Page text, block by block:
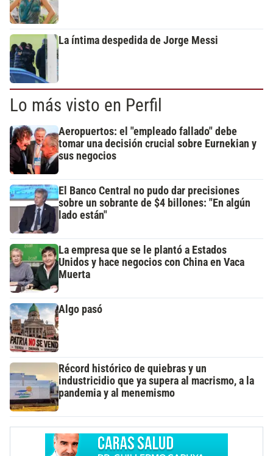
La íntima despedida de Jorge Messi
Lo más visto en Perfil
Aeropuertos: el "empleado fallado" debe
tomar una decisión crucial sobre Eurnekian y
sus negocios
El Banco Central no pudo dar precisiones
sobre un sobrante de $4 billones: "En algún
lado están"
La empresa que se le plantó a Estados
Unidos y hace negocios con China en Vaca
Muerta
Algo pasó
Récord histórico de quiebras y un
industricidio que ya supera al macrismo, a la
pandemia y al menemismo